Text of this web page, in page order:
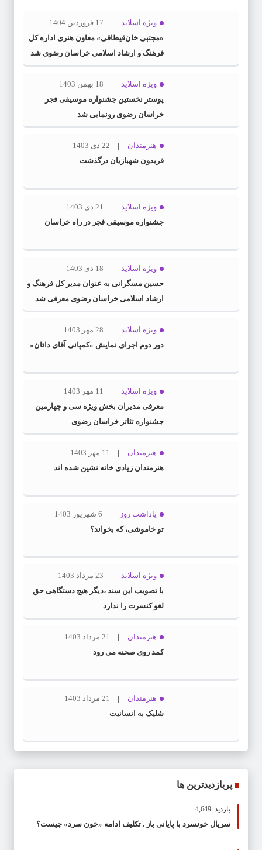
ویژه اسلاید
17 فروردین 1404
«مجتبی خان‌قیطاقی» معاون هنری اداره کل
فرهنگ و ارشاد اسلامی خراسان رضوی شد
ویژه اسلاید
18 بهمن 1403
پوستر نخستین جشنواره موسیقی فجر
خراسان رضوی رونمایی شد
هنرمندان
22 دی 1403
فریدون شهبازیان درگذشت
ویژه اسلاید
21 دی 1403
جشنواره موسیقی فجر در راه خراسان
ویژه اسلاید
18 دی 1403
حسین مسگرانی به عنوان مدیر کل فرهنگ و
ارشاد اسلامی خراسان رضوی معرفی شد
ویژه اسلاید
28 مهر 1403
دور دوم اجرای نمایش «کمپانی آقای داتان»
ویژه اسلاید
11 مهر 1403
معرفی مدیران بخش ویژه سی و چهارمین
جشنواره تئاتر خراسان رضوی
هنرمندان
11 مهر 1403
هنرمندان زیادی خانه نشین شده اند
یاداشت روز
6 شهریور 1403
تو خاموشی، که بخواند؟
ویژه اسلاید
23 مرداد 1403
با تصویب این سند ،دیگر هیچ دستگاهی حق
لغو کنسرت را ندارد
هنرمندان
21 مرداد 1403
کمد روی صحنه می رود
هنرمندان
21 مرداد 1403
شلیک به انسانیت
پربازدیدترین ها
بازدید: 4,649
سریال خونسرد با پایانی باز . تکلیف ادامه «خون سرد» چیست؟